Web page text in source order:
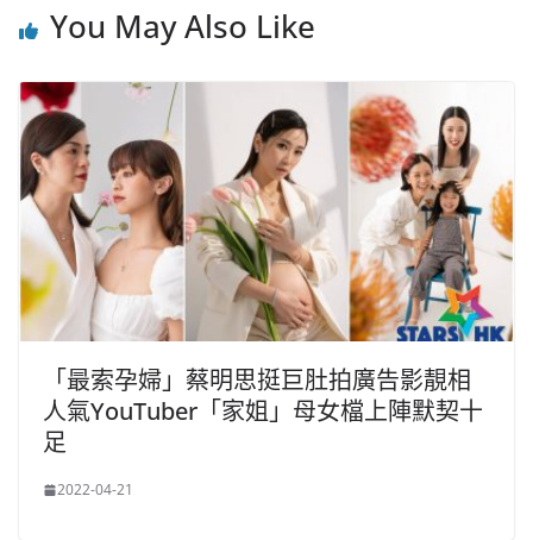
You May Also Like
「最索孕婦」蔡明思挺巨肚拍廣告影靚相
人氣YouTuber「家姐」母女檔上陣默契十
足
2022-04-21